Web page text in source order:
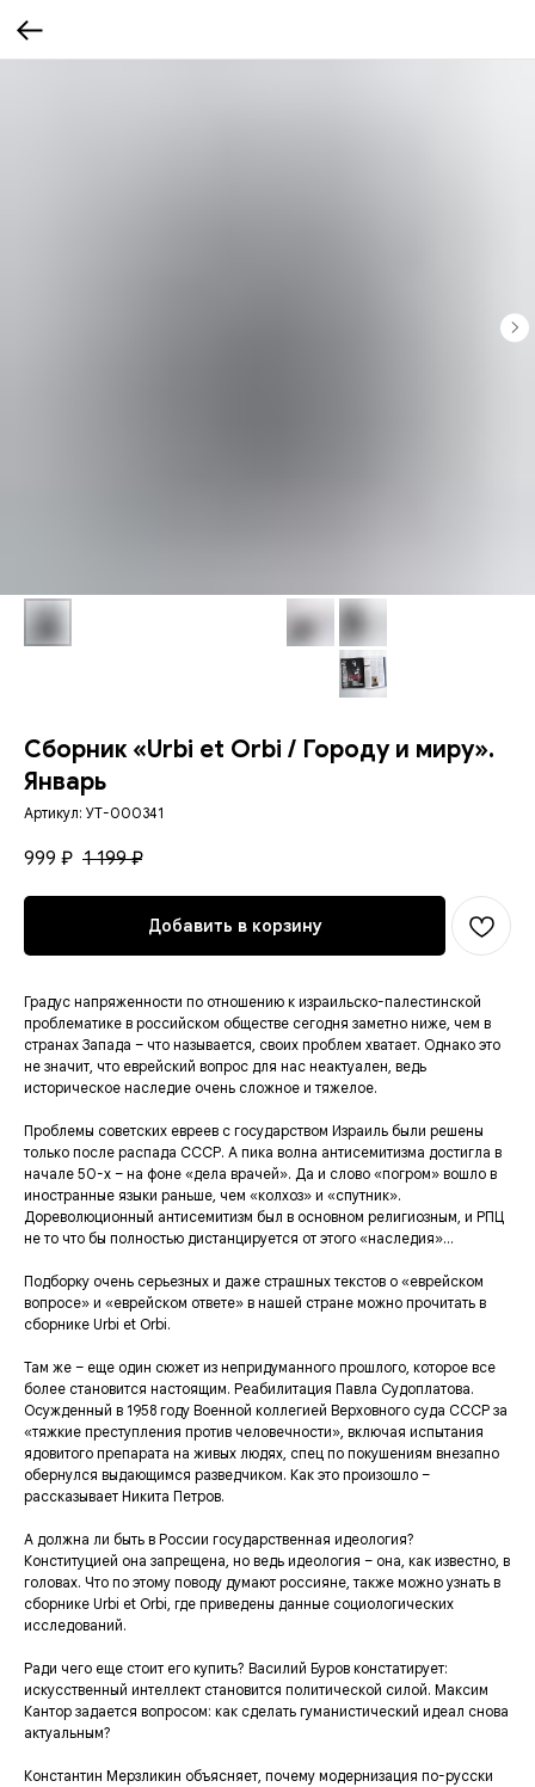
Сборник «Urbi et Orbi / Городу и миру».
Январь
Артикул: УТ-000341
999 ₽ 1 199 ₽
Добавить в корзину
Градус напряженности по отношению к израильско-палестинской
проблематике в российском обществе сегодня заметно ниже, чем в
странах Запада – что называется, своих проблем хватает. Однако это
не значит, что еврейский вопрос для нас неактуален, ведь
историческое наследие очень сложное и тяжелое.
Проблемы советских евреев с государством Израиль были решены
только после распада СССР. А пика волна антисемитизма достигла в
начале 50-х – на фоне «дела врачей». Да и слово «погром» вошло в
иностранные языки раньше, чем «колхоз» и «спутник».
Дореволюционный антисемитизм был в основном религиозным, и РПЦ
не то что бы полностью дистанцируется от этого «наследия»…
Подборку очень серьезных и даже страшных текстов о «еврейском
вопросе» и «еврейском ответе» в нашей стране можно прочитать в
сборнике Urbi et Orbi.
Там же – еще один сюжет из непридуманного прошлого, которое все
более становится настоящим. Реабилитация Павла Судоплатова.
Осужденный в 1958 году Военной коллегией Верховного суда СССР за
«тяжкие преступления против человечности», включая испытания
ядовитого препарата на живых людях, спец по покушениям внезапно
обернулся выдающимся разведчиком. Как это произошло –
рассказывает Никита Петров.
А должна ли быть в России государственная идеология?
Конституцией она запрещена, но ведь идеология – она, как известно, в
головах. Что по этому поводу думают россияне, также можно узнать в
сборнике Urbi et Orbi, где приведены данные социологических
исследований.
Ради чего еще стоит его купить? Василий Буров констатирует:
искусственный интеллект становится политической силой. Максим
Кантор задается вопросом: как сделать гуманистический идеал снова
актуальным?
Константин Мерзликин объясняет, почему модернизация по-русски